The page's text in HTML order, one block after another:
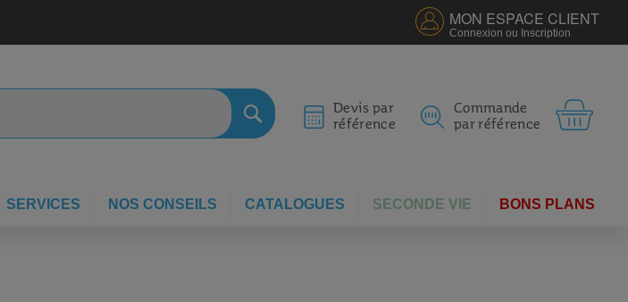
MON ESPACE CLIENT
Connexion ou Inscription
Commande
par référence
Devis par
référence
RECHERCHER
SERVICES NOS CONSEILS CATALOGUES SECONDE VIE BONS PLANS